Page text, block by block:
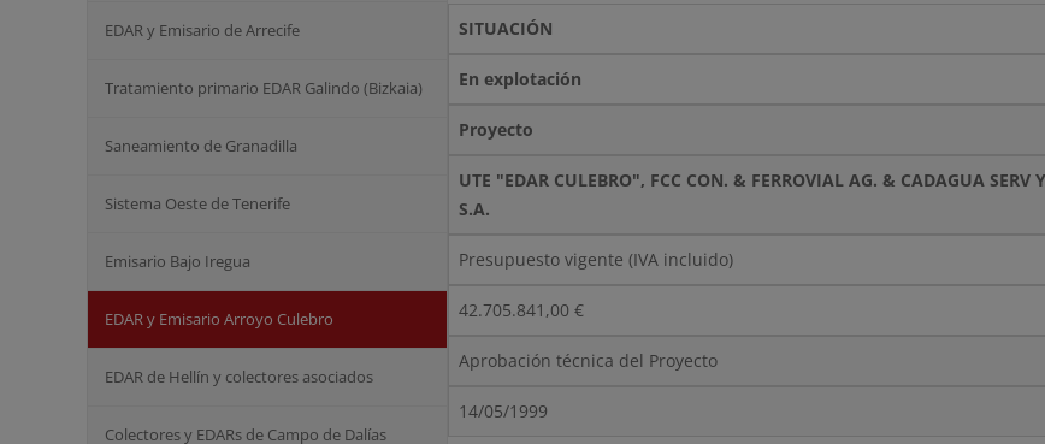
EDAR y Emisario de Arrecife
Tratamiento primario EDAR Galindo (Bizkaia)
Saneamiento de Granadilla
Sistema Oeste de Tenerife
Emisario Bajo Iregua
EDAR y Emisario Arroyo Culebro
EDAR de Hellín y colectores asociados
Colectores y EDARs de Campo de Dalías
SITUACIÓN
En explotación
Proyecto
UTE "EDAR CULEBRO", FCC CON. & FERROVIAL AG. & CADAGUA SERV
S.A.
Presupuesto vigente (IVA incluido)
42.705.841,00 €
Aprobación técnica del Proyecto
14/05/1999